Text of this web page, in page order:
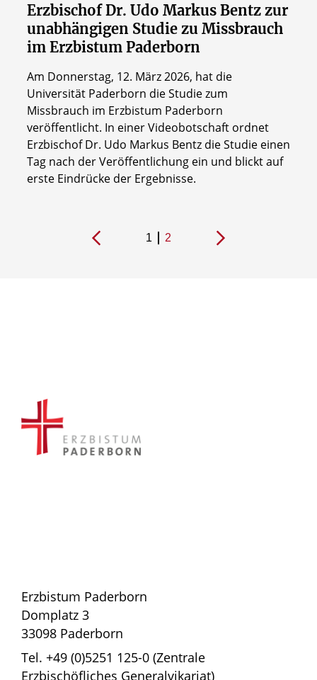
Erzbischof Dr. Udo Markus Bentz zur
unabhängigen Studie zu Missbrauch
im Erzbistum Paderborn
Am Donnerstag, 12. März 2026, hat die
Universität Paderborn die Studie zum
Missbrauch im Erzbistum Paderborn
veröffentlicht. In einer Videobotschaft ordnet
Erzbischof Dr. Udo Markus Bentz die Studie einen
Tag nach der Veröffentlichung ein und blickt auf
erste Eindrücke der Ergebnisse.
1 2
Erzbistum Paderborn
Domplatz 3
33098 Paderborn
Tel. +49 (0)5251 125-0 (Zentrale
Erzbischöfliches Generalvikariat)